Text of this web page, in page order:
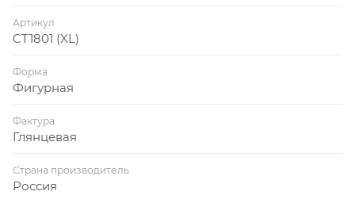
Артикул
CT1801 (XL)
Форма
Фигурная
Фактура
Глянцевая
Страна производитель
Россия